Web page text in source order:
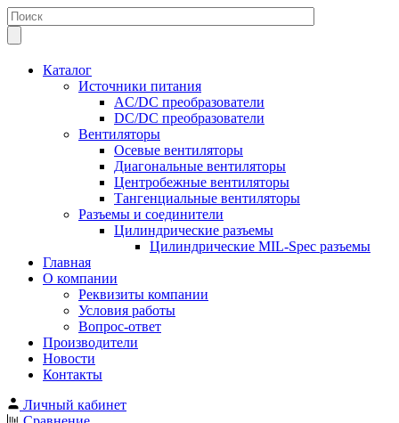
Каталог
Источники питания
AC/DC преобразователи
DC/DC преобразователи
Вентиляторы
Осевые вентиляторы
Диагональные вентиляторы
Центробежные вентиляторы
Тангенциальные вентиляторы
Разъемы и соединители
Цилиндрические разъемы
Цилиндрические MIL-Spec разъемы
Главная
О компании
Реквизиты компании
Условия работы
Вопрос-ответ
Производители
Новости
Контакты
Личный кабинет